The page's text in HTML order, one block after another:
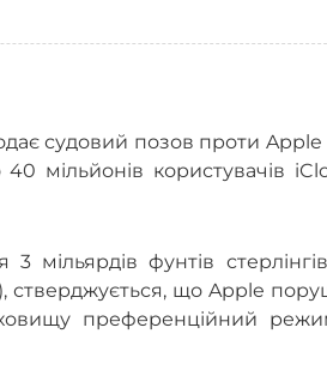
судовий позов проти Apple
мільйонів користувачів
мільярдів фунтів
стверджується, що Apple
преференційний